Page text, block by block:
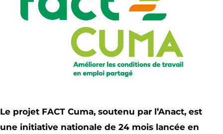
Le projet FACT Cuma, soutenu par l’Anact, est
une initiative nationale de 24 mois lancée en